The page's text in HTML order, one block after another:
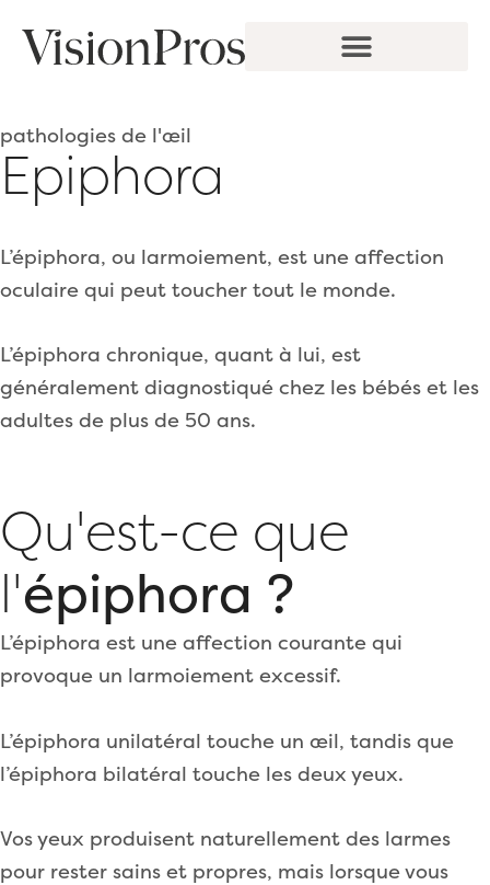
pathologies de l'œil
Epiphora
L’épiphora, ou larmoiement, est une affection
oculaire qui peut toucher tout le monde.
L’épiphora chronique, quant à lui, est
généralement diagnostiqué chez les bébés et les
adultes de plus de 50 ans.
Qu'est-ce que
l'épiphora ?
L’épiphora est une affection courante qui
provoque un larmoiement excessif.
L’épiphora unilatéral touche un œil, tandis que
l’épiphora bilatéral touche les deux yeux.
Vos yeux produisent naturellement des larmes
pour rester sains et propres, mais lorsque vous